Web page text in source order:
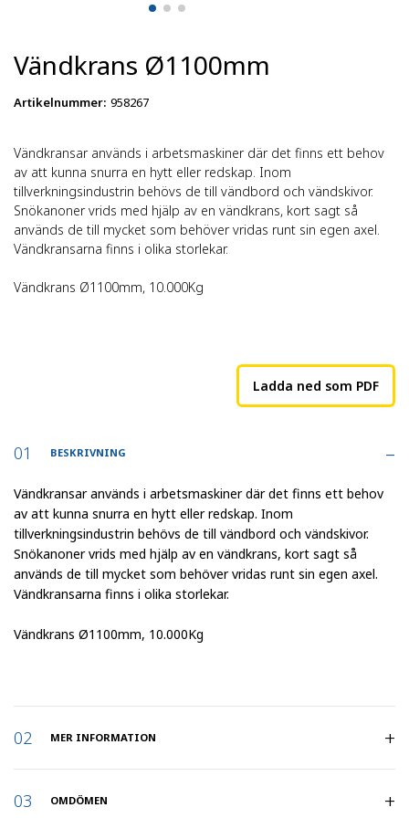
Vändkrans Ø1100mm
Artikelnummer: 958267
Vändkransar används i arbetsmaskiner där det finns ett behov
av att kunna snurra en hytt eller redskap. Inom
tillverkningsindustrin behövs de till vändbord och vändskivor.
Snökanoner vrids med hjälp av en vändkrans, kort sagt så
används de till mycket som behöver vridas runt sin egen axel.
Vändkransarna finns i olika storlekar.
Vändkrans Ø1100mm, 10.000Kg
Ladda ned som PDF
BESKRIVNING
Vändkransar används i arbetsmaskiner där det finns ett behov
av att kunna snurra en hytt eller redskap. Inom
tillverkningsindustrin behövs de till vändbord och vändskivor.
Snökanoner vrids med hjälp av en vändkrans, kort sagt så
används de till mycket som behöver vridas runt sin egen axel.
Vändkransarna finns i olika storlekar.
Vändkrans Ø1100mm, 10.000Kg
MER INFORMATION
Artikelnummer
OMDÖMEN